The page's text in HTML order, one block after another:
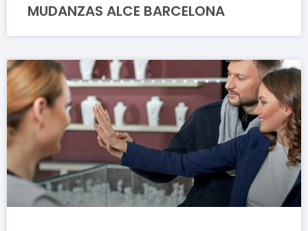
MUDANZAS ALCE BARCELONA